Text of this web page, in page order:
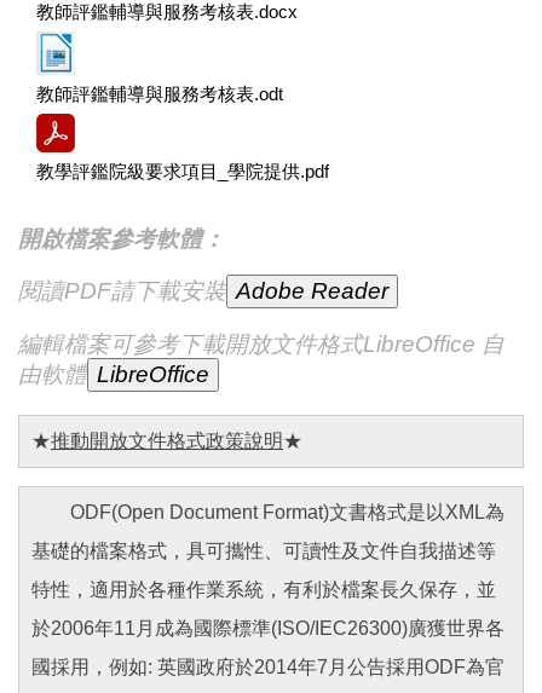
教師評鑑輔導與服務考核表.docx
教師評鑑輔導與服務考核表.odt
教學評鑑院級要求項目_學院提供.pdf
開啟檔案參考軟體：
閱讀PDF請下載安裝
編輯檔案可參考下載開放文件格式LibreOffice 自
由軟體
★推動開放文件格式政策說明★
ODF(Open Document Format)文書格式是以XML為
基礎的檔案格式，具可攜性、可讀性及文件自我描述等
特性，適用於各種作業系統，有利於檔案長久保存，並
於2006年11月成為國際標準(ISO/IEC26300)廣獲世界各
國採用，例如: 英國政府於2014年7月公告採用ODF為官